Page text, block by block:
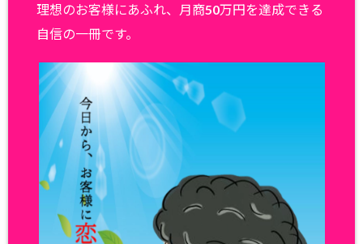
理想のお客様にあふれ、月商50万円を達成できる
自信の一冊です。